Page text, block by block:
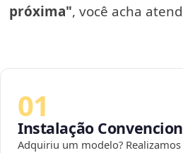
próxima", você acha
01
Instalação
Adquiriu um modelo?